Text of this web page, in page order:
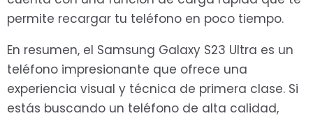
permite recargar tu teléfono en poco tiempo.
En resumen, el Samsung Galaxy S23 Ultra es un
teléfono impresionante que ofrece una
experiencia visual y técnica de primera clase. Si
estás buscando un teléfono de alta calidad,